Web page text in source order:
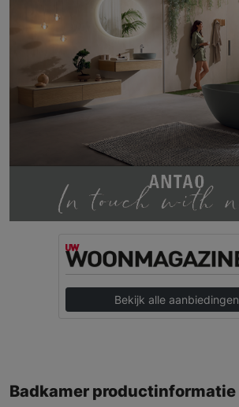
Bekijk alle aanbiedingen
Badkamer productinformatie